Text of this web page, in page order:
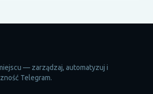
— zarządzaj, automatyzuj i
Telegram.